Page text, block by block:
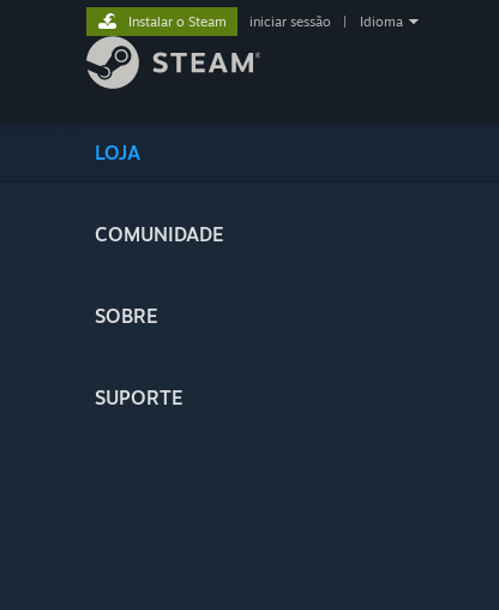
LOJA
COMUNIDADE
SOBRE
SUPORTE
Instalar o Steam iniciar sessão Idioma